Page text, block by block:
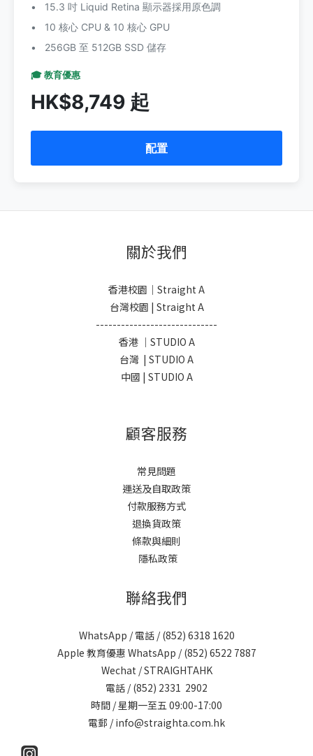
15.3 吋 Liquid Retina 顯示器採用原色調
10 核心 CPU & 10 核心 GPU
256GB 至 512GB SSD 儲存
🎓 教育優惠
HK$8,749 起
配置
關於我們
香港校園｜Straight A
台灣校園 | Straight A
-----------------------------
香港 ｜STUDIO A
台灣 | STUDIO A
中國 | STUDIO A
顧客服務
常見問題
運送及自取政策
付款服務方式
退換貨政策
條款與細則
隱私政策
聯絡我們
WhatsApp / 電話 / (852) 6318 1620
Apple 教育優惠 WhatsApp / (852) 6522 7887
Wechat / STRAIGHTAHK
電話 / (852) 2331 2902
時間 / 星期一至五 09:00-17:00
電郵 /info@straighta.com.hk